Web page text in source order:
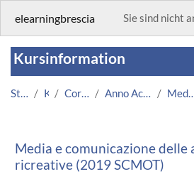
elearningbrescia Sie sind nicht
Kursinformation
Startseite Kurse Corsi Istituzionali Anno Accademico 2019/2020 Medicina e
Media e comunicazione
ricreative (2019 SCMOT)